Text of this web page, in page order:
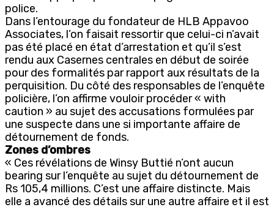
police.
Dans l’entourage du fondateur de HLB Appavoo
Associates, l’on faisait ressortir que celui-ci n’avait
pas été placé en état d’arrestation et qu’il s’est
rendu aux Casernes centrales en début de soirée
pour des formalités par rapport aux résultats de la
perquisition. Du côté des responsables de l’enquête
policière, l’on affirme vouloir procéder « with
caution » au sujet des accusations formulées par
une suspecte dans une si importante affaire de
détournement de fonds.
Zones d’ombres
« Ces révélations de Winsy Buttié n’ont aucun
bearing sur l’enquête au sujet du détournement de
Rs 105,4 millions. C’est une affaire distincte. Mais
elle a avancé des détails sur une autre affaire et il est